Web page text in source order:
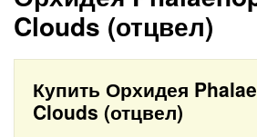
Clouds (отцвел)
Купить Орхидея
Clouds (отцвел)